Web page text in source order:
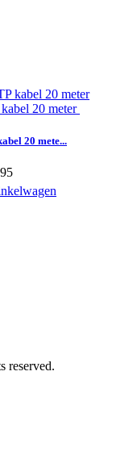
20 meter
20 mete...
reserved.